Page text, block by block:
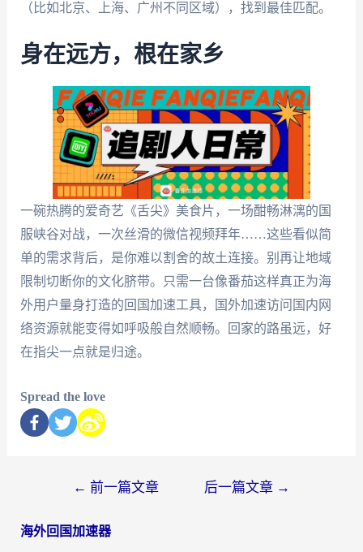
（比如北京、上海、广州不同区域），找到最佳匹配。
身在远方，根在家乡
一碗热腾的爱奇艺《舌尖》美食片，一场酣畅淋漓的国
服峡谷对战，一次丝滑的微信视频拜年……这些看似简
单的需求背后，是你难以割舍的故土连接。别再让地域
限制切断你的文化脐带。只需一台像番茄这样真正为海
外用户量身打造的回国加速工具，国外加速访问国内网
络资源就能变得如呼吸般自然顺畅。回家的路虽远，好
在指尖一点就是归途。
Spread the love
← 前一篇文章 后一篇文章 →
海外回国加速器